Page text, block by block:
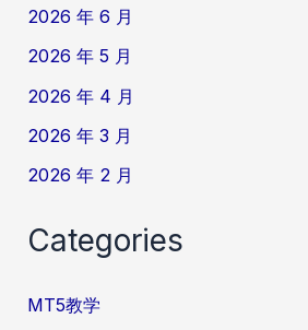
2026 年 6 月
2026 年 5 月
2026 年 4 月
2026 年 3 月
2026 年 2 月
Categories
MT5教学